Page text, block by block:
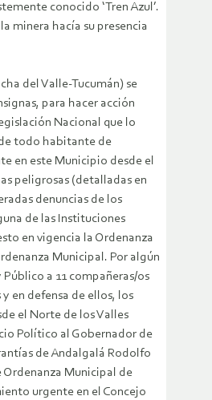
conocido ‘Tren Azul’.
minera hacía su presencia
del Valle-Tucumán) se
para hacer acción
Nacional que lo
todo habitante de
en este Municipio desde el
peligrosas (detalladas en
denuncias de los
de las Instituciones
en vigencia la Ordenanza
Municipal. Por algún
a 11 compañeras/os
en defensa de ellos, los
el Norte de los Valles
Político al Gobernador de
de Andalgalá Rodolfo
Ordenanza Municipal de
urgente en el Concejo